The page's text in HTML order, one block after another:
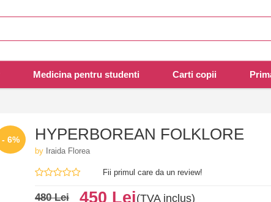
Medicina pentru studenti Carti copii
- 6% HYPERBOREAN FOLKLORE
by Iraida Florea
Fii primul care da un review!
480 Lei 450 Lei(TVA inclus)